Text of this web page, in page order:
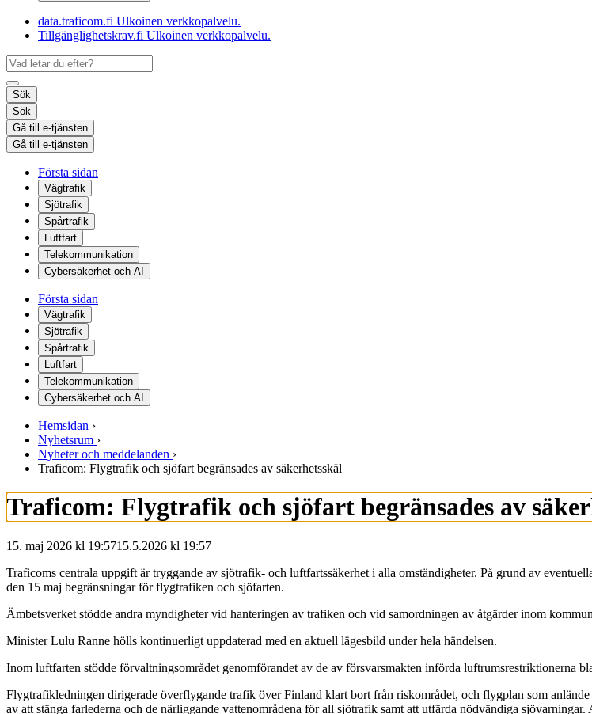
data.traficom.fi Ulkoinen verkkopalvelu.
Tillgänglighetskrav.fi Ulkoinen verkkopalvelu.
Sök
Sök
Gå till e-tjänsten
Gå till e-tjänsten
Första sidan
Vägtrafik
Sjötrafik
Spårtrafik
Luftfart
Telekommunikation
Cybersäkerhet och AI
Första sidan
Vägtrafik
Sjötrafik
Spårtrafik
Luftfart
Telekommunikation
Cybersäkerhet och AI
Hemsidan ›
Nyhetsrum ›
Nyheter och meddelanden ›
Traficom: Flygtrafik och sjöfart begränsades av säkerhetsskäl
Traficom: Flygtrafik och sjöfart begränsades av
15. maj 2026 kl 19:5715.5.2026 kl 19:57
Traficoms centrala uppgift är tryggande av sjötrafik- och luftfartssäkerhet i alla omständigheter. På grund av
den 15 maj begränsningar för flygtrafiken och sjöfarten.
Ämbetsverket stödde andra myndigheter vid hanteringen av trafiken och vid samordningen av åtgärder inom
Minister Lulu Ranne hölls kontinuerligt uppdaterad med en aktuell lägesbild under hela händelsen.
Inom luftfarten stödde förvaltningsområdet genomförandet av de av försvarsmakten införda luftrumsrestriktionerna
Flygtrafikledningen dirigerade överflygande trafik över Finland klart bort från riskområdet, och flygplan som
av att stänga farlederna och de närliggande vattenområdena för all sjötrafik samt att utfärda nödvändiga